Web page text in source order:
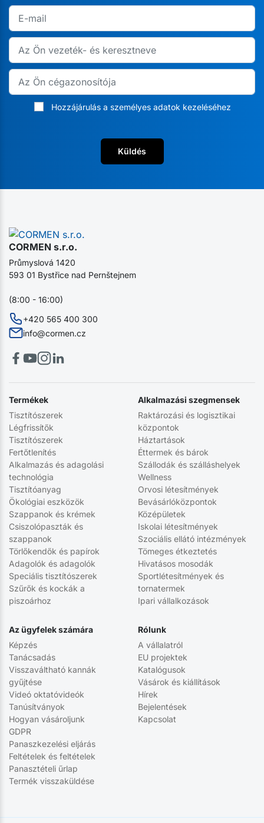
Hozzájárulás a személyes adatok kezeléséhez
Küldés
CORMEN s.r.o.
info@cormen.cz
+420 565 400 300
Průmyslová 1420
593 01 Bystřice nad Pernštejnem
(8:00 - 16:00)
Termékek
Tisztítószerek
Légfrissítők
Tisztítószerek
Fertőtlenítés
Alkalmazás és adagolási
technológia
Tisztítóanyag
Ökológiai eszközök
Szappanok és krémek
Csiszolópaszták és
szappanok
Törlőkendők és papírok
Adagolók és adagolók
Speciális tisztítószerek
Szűrők és kockák a
piszoárhoz
Alkalmazási szegmensek
Raktározási és logisztikai
központok
Háztartások
Éttermek és bárok
Szállodák és szálláshelyek
Wellness
Orvosi létesítmények
Bevásárlóközpontok
Középületek
Iskolai létesítmények
Szociális ellátó intézmények
Tömeges étkeztetés
Hivatásos mosodák
Sportlétesítmények és
tornatermek
Ipari vállalkozások
Az ügyfelek számára
Képzés
Tanácsadás
Visszaváltható kannák
gyűjtése
Videó oktatóvideók
Tanúsítványok
Hogyan vásároljunk
GDPR
Panaszkezelési eljárás
Feltételek és feltételek
Panasztételi űrlap
Termék visszaküldése
Rólunk
A vállalatról
EU projektek
Katalógusok
Vásárok és kiállítások
Hírek
Bejelentések
Kapcsolat